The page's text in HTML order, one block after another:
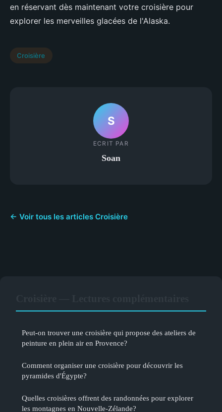
en réservant dès maintenant votre croisière pour
explorer les merveilles glacées de l'Alaska.
Croisière
S
ECRIT PAR
Soan
← Voir tous les articles Croisière
Peut-on trouver une croisière qui propose des ateliers de
peinture en plein air en Provence?
Comment organiser une croisière pour découvrir les
pyramides d'Égypte?
Quelles croisières offrent des randonnées pour explorer
les montagnes en Nouvelle-Zélande?